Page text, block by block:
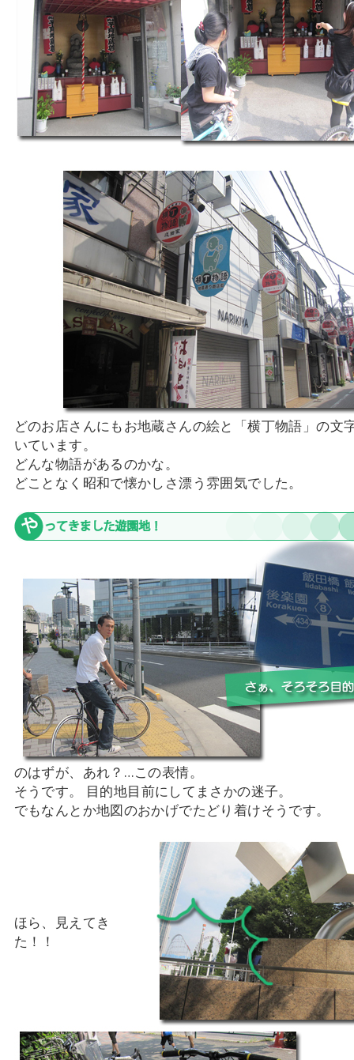
どのお店さんにもお地蔵さんの絵と「横丁物語」の文
いています。
どんな物語があるのかな。
どことなく昭和で懐かしさ漂う雰囲気でした。
のはずが、あれ？…この表情。
そうです。 目的地目前にしてまさかの迷子。
でもなんとか地図のおかげでたどり着けそうです。
ほら、見えてき
た！！